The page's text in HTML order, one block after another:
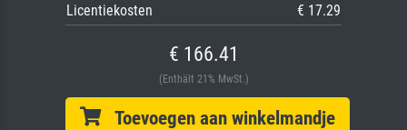
Licentiekosten
€ 17.29
€ 166.41
(Enthält 21% MwSt.)
Toevoegen aan winkelmandje